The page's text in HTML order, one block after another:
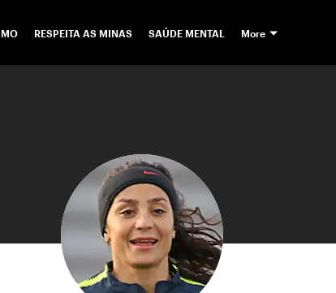
RESPEITA AS MINAS SAÚDE MENTAL More